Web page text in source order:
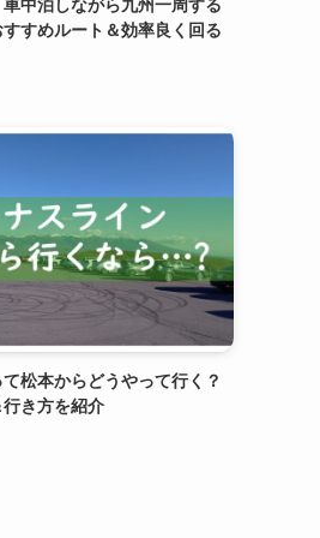
車中泊しながら九州一周する
すめルート＆効率良く回る
松本からどうやって行く？
き方を紹介